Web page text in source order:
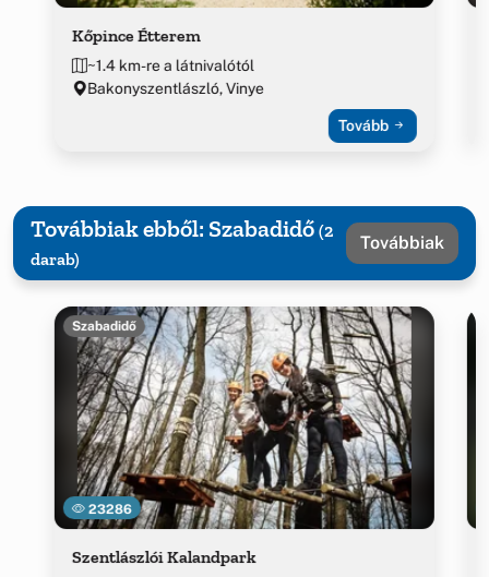
Kőpince Étterem
~1.4 km-re a látnivalótól
Bakonyszentlászló, Vinye
Tovább
Továbbiak ebből: Szabadidő (2
darab)
Továbbiak
23286
Szabadidő
Szentlászlói Kalandpark